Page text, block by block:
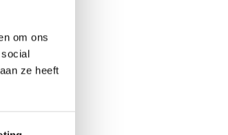
om ons
ze heeft
toevoegen